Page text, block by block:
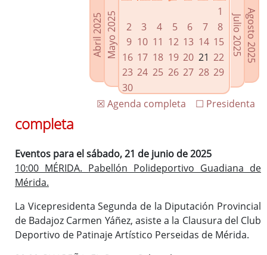
Enlaces relacionados
Agenda de Presidencia
Plenos provinciales y Juntas de gobierno
Oficina de Proyectos Europeos
Abril 2025Mayo 2025
1
2
3 4 5 6 7
8
9 10 11 12 13 14 15
16 17 18 19 20 21 22
23 24 25 26 27 28 29
30
Agosto 2025
Julio 2025
☐ Presidenta
☒ Agenda completa
completa
Eventos para el sábado, 21 de junio de 2025
10:00 MÉRIDA. Pabellón Polideportivo Guadiana de
Mérida.
La Vicepresidenta Segunda de la Diputación Provincial
de Badajoz Carmen Yáñez, asiste a la Clausura del Club
Deportivo de Patinaje Artístico Perseidas de Mérida.